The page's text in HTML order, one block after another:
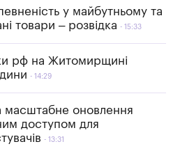
у майбутньому та
товари – розвідка
15:33
рф на Житомирщині
14:29
масштабне оновлення
доступом для
13:31